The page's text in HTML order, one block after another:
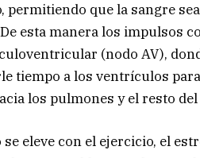
permitiendo que la sangre
esta manera los impulsos
(nodo AV),
tiempo a los ventrículos
los pulmones y el resto
eleve con el ejercicio, el